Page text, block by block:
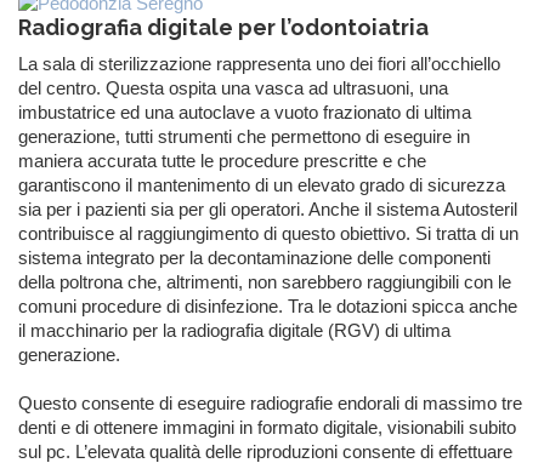
Radiografia digitale per l’odontoiatria
La sala di sterilizzazione rappresenta uno dei fiori all’occhiello
del centro. Questa ospita una vasca ad ultrasuoni, una
imbustatrice ed una autoclave a vuoto frazionato di ultima
generazione, tutti strumenti che permettono di eseguire in
maniera accurata tutte le procedure prescritte e che
garantiscono il mantenimento di un elevato grado di sicurezza
sia per i pazienti sia per gli operatori. Anche il sistema Autosteril
contribuisce al raggiungimento di questo obiettivo. Si tratta di un
sistema integrato per la decontaminazione delle componenti
della poltrona che, altrimenti, non sarebbero raggiungibili con le
comuni procedure di disinfezione. Tra le dotazioni spicca anche
il macchinario per la radiografia digitale (RGV) di ultima
generazione.
Questo consente di eseguire radiografie endorali di massimo tre
denti e di ottenere immagini in formato digitale, visionabili subito
sul pc. L’elevata qualità delle riproduzioni consente di effettuare